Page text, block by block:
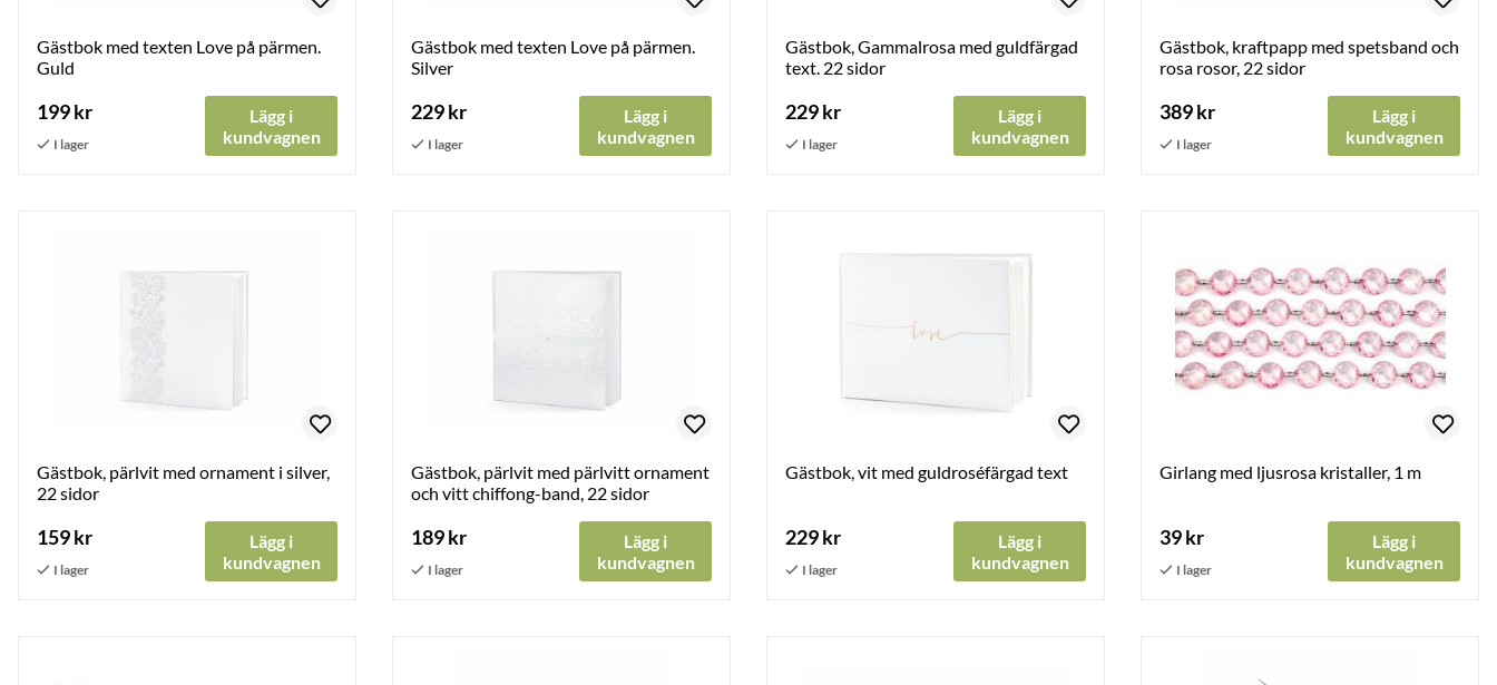
Gästbok med texten Love på pärmen.
Guld
199 kr
Lägg i
kundvagnen
Gästbok med texten Love på pärmen.
Silver
229 kr
Lägg i
kundvagnen
Gästbok, Gammalrosa med guldfärgad
text. 22 sidor
229 kr
Lägg i
kundvagnen
Gästbok, kraftpapp med spetsband och
rosa rosor, 22 sidor
389 kr
Lägg i
kundvagnen
Gästbok, pärlvit med ornament i silver,
22 sidor
159 kr
Lägg i
kundvagnen
Gästbok, pärlvit med pärlvitt ornament
och vitt chiffong-band, 22 sidor
189 kr
Lägg i
kundvagnen
Gästbok, vit med guldroséfärgad text
229 kr
Lägg i
kundvagnen
Girlang med ljusrosa kristaller, 1 m
39 kr
Lägg i
kundvagnen